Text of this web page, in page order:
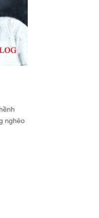
nghèo